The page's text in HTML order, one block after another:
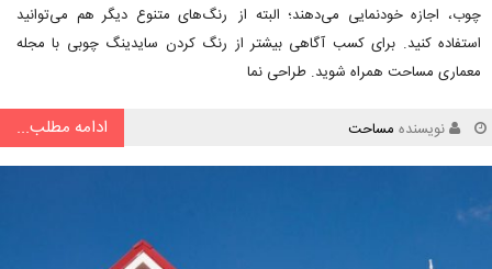
چوب، اجازه خودنمایی می‌دهند؛ البته از رنگ‌های متنوع دیگر هم می‌توانید
استفاده کنید. برای کسب آگاهی بیشتر از رنگ کردن سایدینگ چوبی با مجله
معماری مساحت همراه شوید. طراحی نما
نویسنده مساحت ادامه مطلب...